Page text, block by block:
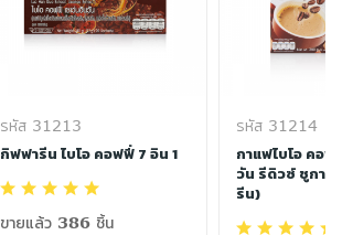
รหัส 31213
กิฟฟารีน ไบโอ คอฟฟี่ 7 อิน 1
ขายแล้ว 386 ชิ้น
รหัส 31214
กาแฟไบโอ คอฟ
วัน รีดิวซ์ ชูการ์
รีน)